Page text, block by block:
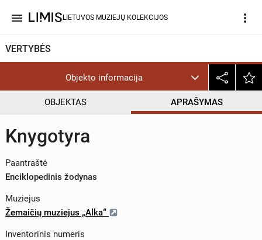
menu LIETUVOS MUZIEJŲ KOLEKCIJOS more_vert
VERTYBĖS
Objekto informacija
OBJEKTAS APRAŠYMAS
Knygotyra
Paantraštė
Enciklopedinis žodynas
Muziejus
Žemaičių muziejus „Alka“
Inventorinis numeris